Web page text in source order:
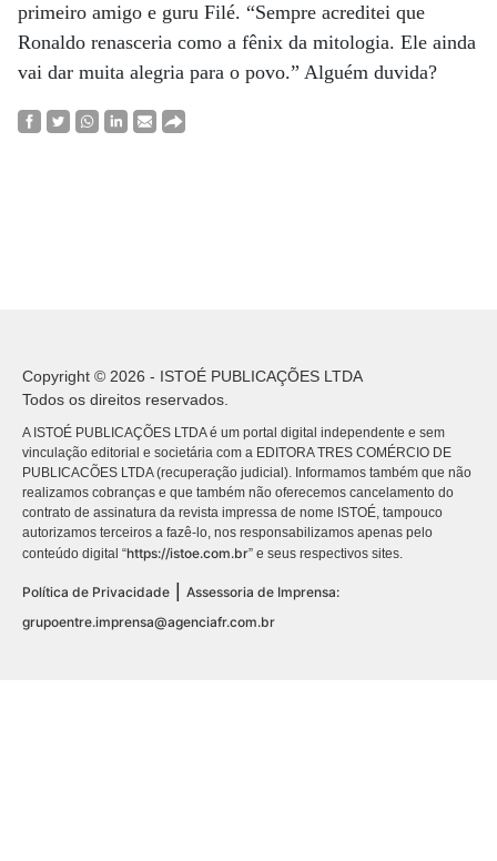
primeiro amigo e guru Filé. “Sempre acreditei que
Ronaldo renasceria como a fênix da mitologia. Ele ainda
vai dar muita alegria para o povo.” Alguém duvida?
Copyright © 2026 - ISTOÉ PUBLICAÇÕES LTDA
Todos os direitos reservados.
A ISTOÉ PUBLICAÇÕES LTDA é um portal digital independente e sem
vinculação editorial e societária com a EDITORA TRES COMÉRCIO DE
PUBLICACÕES LTDA (recuperação judicial). Informamos também que não
realizamos cobranças e que também não oferecemos cancelamento do
contrato de assinatura da revista impressa de nome ISTOÉ, tampouco
autorizamos terceiros a fazê-lo, nos responsabilizamos apenas pelo
conteúdo digital “https://istoe.com.br” e seus respectivos sites.
Política de Privacidade
Assessoria de Imprensa:
grupoentre.imprensa@agenciafr.com.br